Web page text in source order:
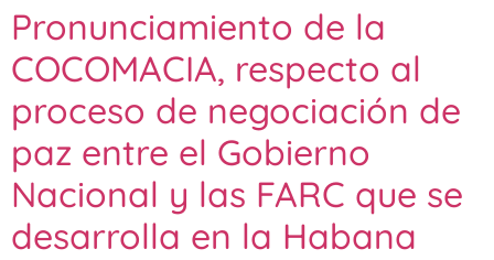
Pronunciamiento de la
COCOMACIA, respecto al
proceso de negociación de
paz entre el Gobierno
Nacional y las FARC que se
desarrolla en la Habana